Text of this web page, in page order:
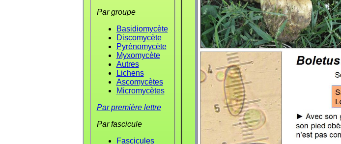
Par groupe
Basidiomycète
Discomycète
Pyrénomycète
Myxomycète
Autres
Lichens
Ascomycètes
Micromycètes
Par première lettre
Par fascicule
Fascicules